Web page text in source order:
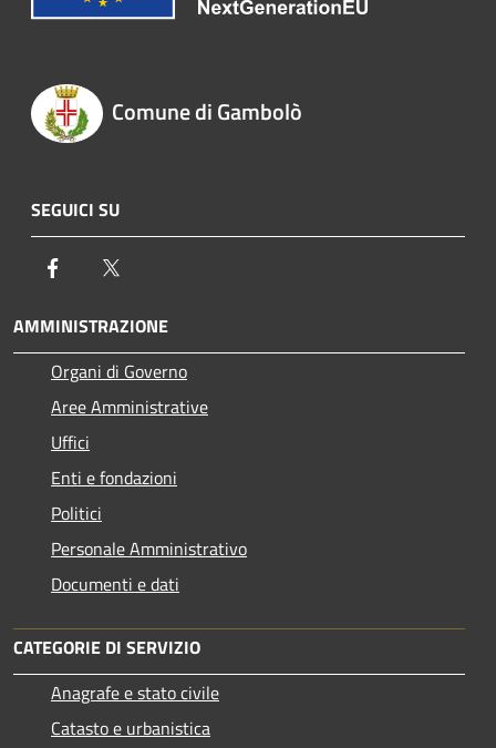
Comune di Gambolò
SEGUICI SU
Facebook
AMMINISTRAZIONE
Organi di Governo
Aree Amministrative
Uffici
Enti e fondazioni
Politici
Personale Amministrativo
Documenti e dati
CATEGORIE DI SERVIZIO
Anagrafe e stato civile
Catasto e urbanistica